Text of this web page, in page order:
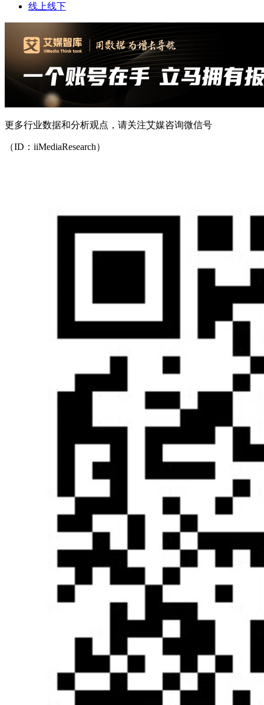
线上线下
更多行业数据和分析观点，请关注艾媒咨询微信号
（ID：iiMediaResearch）